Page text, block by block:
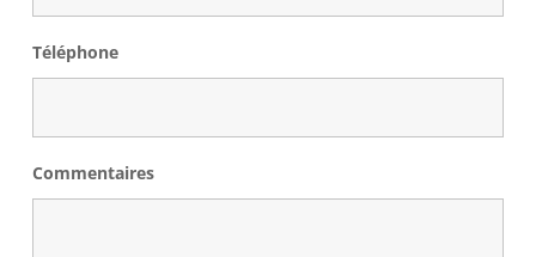
Téléphone
Commentaires